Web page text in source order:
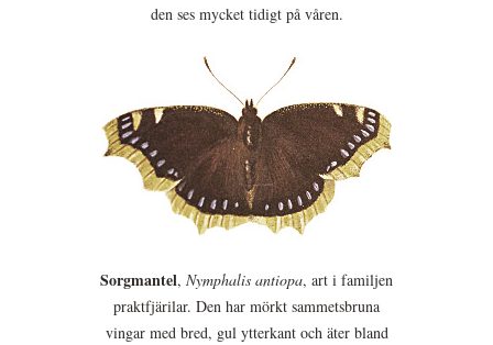
den ses mycket tidigt på våren.
Sorgmantel, Nymphalis antiopa, art i familjen
praktfjärilar. Den har mörkt sammetsbruna
vingar med bred, gul ytterkant och äter bland